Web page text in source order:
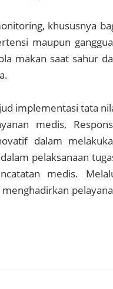
khususnya
maupun
makan saat sahur
implementasi tata
medis,
dalam
pelaksanaan
medis.